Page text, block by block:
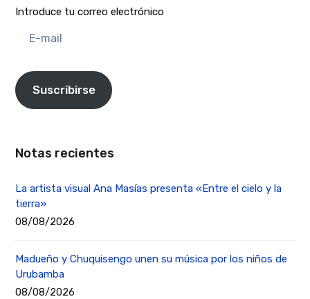
Introduce tu correo electrónico
mail
Suscribirse
Notas recientes
La artista visual Ana Masías presenta «Entre el cielo y la
tierra»
08/08/2026
Madueño y Chuquisengo unen su música por los niños de
Urubamba
08/08/2026